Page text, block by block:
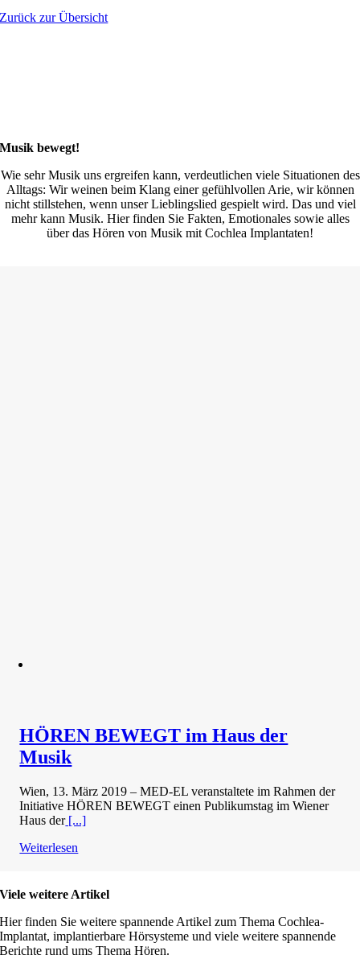
Zurück zur Übersicht
Musik bewegt!
Wie sehr Musik uns ergreifen kann, verdeutlichen viele Situationen des
Alltags: Wir weinen beim Klang einer gefühlvollen Arie, wir können
nicht stillstehen, wenn unser Lieblingslied gespielt wird. Das und viel
mehr kann Musik. Hier finden Sie Fakten, Emotionales sowie alles
über das Hören von Musik mit Cochlea Implantaten!
HÖREN BEWEGT im Haus der
Musik
Wien, 13. März 2019 – MED-EL veranstaltete im Rahmen der
Initiative HÖREN BEWEGT einen Publikumstag im Wiener
Haus der[...]
Weiterlesen
Viele weitere Artikel
Hier finden Sie weitere spannende Artikel zum Thema Cochlea-
Implantat, implantierbare Hörsysteme und viele weitere spannende
Berichte rund ums Thema Hören.